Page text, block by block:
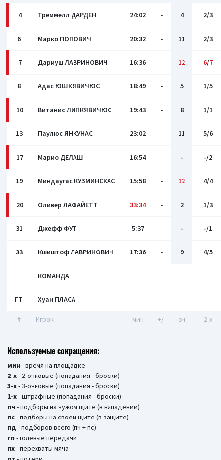
4 Треммелл ДАРДЕН 24:02 - 4 2/3
6 Марко ПОПОВИЧ 20:32 - 11 2/3
7 Дариуш ЛАВРИНОВИЧ 16:36 - 12 6/7
8 Адас ЮШКЯВИЧЮС 18:49 - 5 1/5
10 Витанис ЛИПКЯВИЧЮС 19:43 - 8 1/1
13 Паулюс ЯНКУНАС 23:02 - 11 5/6
17 Марио ДЕЛАШ 16:54 - - -/2
19 Миндаугас КУЗМИНСКАС 15:58 - 12 4/4
20 Оливер ЛАФАЙЕТТ 33:34 - 2 1/3
31 Джефф ФУТ 5:37 - - -/1
33 Кшиштоф ЛАВРИНОВИЧ 17:36 - 9 4/5
КОМАНДА
ГТ Хуан ПЛАCА
# Игрок мин +/- оч 2-x
Используемые сокращения:
мин - время на площадке
2-х- 2-очковые (попадания - броски)
3-х- 3-очковые (попадания - броски)
1-х- штрафные (попадания - броски)
пч - подборы на чужом щите (в нападении)
пс- подборы на своем щите (в защите)
пд - подборов всего (пч + пс)
гп - голевые передачи
пх- перехваты мяча